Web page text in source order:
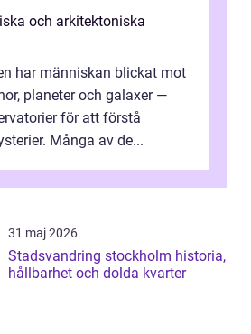
och arkitektoniska
har människan blickat mot
planeter och galaxer —
för att förstå
Många av de...
31 maj 2026
Stadsvandring stockholm historia,
hållbarhet och dolda kvarter